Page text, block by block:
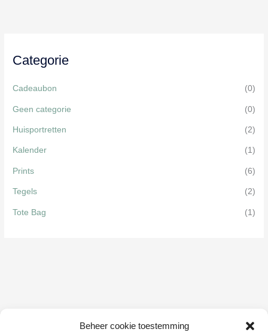
Beheer cookie toestemming
Categorie
Cadeaubon (0)
Geen categorie (0)
Huisportretten (2)
Kalender (1)
Prints (6)
Tegels (2)
Tote Bag (1)